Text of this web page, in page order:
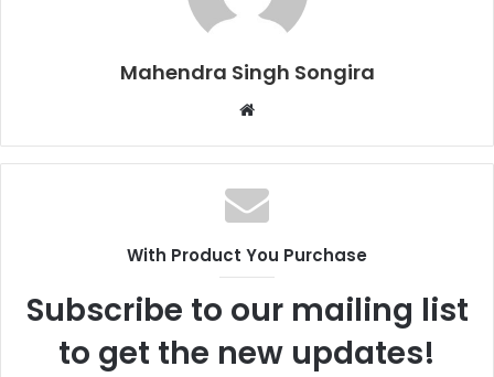
Mahendra Singh Songira
Website
With Product You Purchase
Subscribe to our mailing list
to get the new updates!